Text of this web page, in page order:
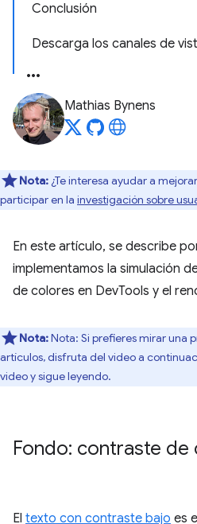
Conclusión
Descarga los canales de
Mathias Bynens
Nota: ¿Te interesa ayudar a
participar en la investigación sobre
En este artículo, se describe
implementamos la simulación
de colores en DevTools y el
Nota:Nota: Si prefieres mirar una
artículos, disfruta del video a
video y sigue leyendo.
Fondo: contraste
El texto con contraste bajo es